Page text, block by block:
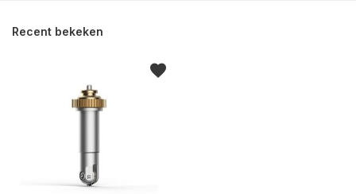
Recent bekeken